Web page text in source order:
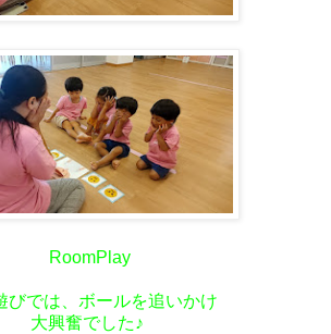
RoomPlay
びでは、ボールを追いかけ
大興奮でした♪